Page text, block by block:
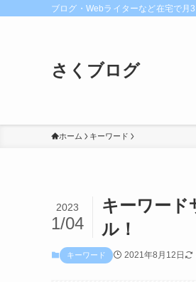
ブログ・Webライターなど在宅で月
さくブログ
ホーム キーワード
キーワード
ル！
2023
1/04
キーワード 2021年8月12日